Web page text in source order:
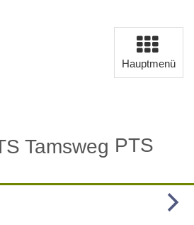
Navigation
aufklappen
Hauptmenü
PTS